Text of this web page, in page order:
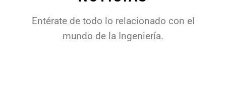
Entérate de todo lo relacionado con el
mundo de la Ingeniería.